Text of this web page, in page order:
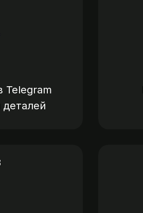
Telegram
деталей